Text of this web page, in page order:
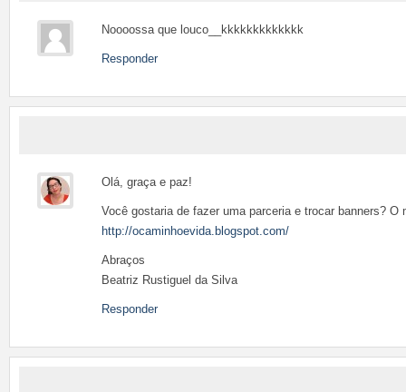
Noooossa que louco__kkkkkkkkkkkkk
Responder
Olá, graça e paz!
Você gostaria de fazer uma parceria e trocar banners? O
http://ocaminhoevida.blogspot.com/
Abraços
Beatriz Rustiguel da Silva
Responder